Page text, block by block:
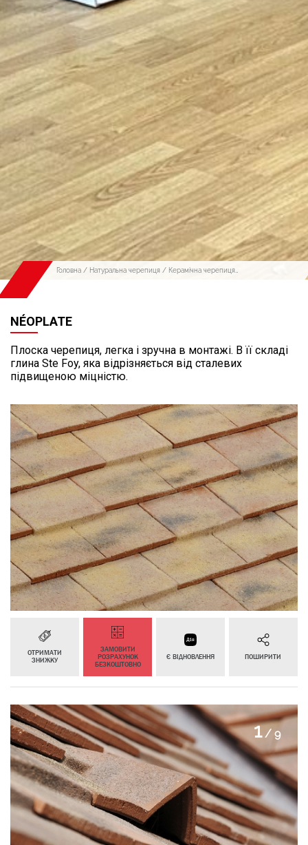
Головна / Натуральна черепиця / Керамічна черепиця
NÉOPLATE
Плоска черепиця, легка і зручна в монтажі. В її складі
глина Ste Foy, яка відрізняється від сталевих
підвищеною міцністю.
ОТРИМАТИ
ЗНИЖКУ
ЗАМОВИТИ
РОЗРАХУНОК
БЕЗКОШТОВНО
Є ВІДНОВЛЕННЯ ПОШИРИТИ
2/ 9